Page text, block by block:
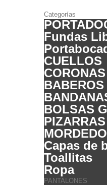
Categorías
Fundas
CUELLOS
CORONAS
BABEROS
BOLSAS
Capas de
Toallitas
Ropa
PANTALONES